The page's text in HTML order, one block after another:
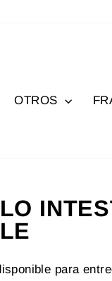
OTROS
para